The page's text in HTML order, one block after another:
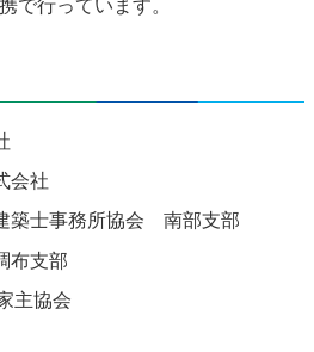
で行っています。
会社
築士事務所協会 南部支部
布支部
主協会